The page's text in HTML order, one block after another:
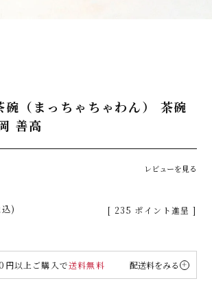
碗（まっちゃちゃわん） 茶碗
善高
レビューを見る
[ 235 ポイント進呈 ]
以上ご購入で送料無料 配送料をみる